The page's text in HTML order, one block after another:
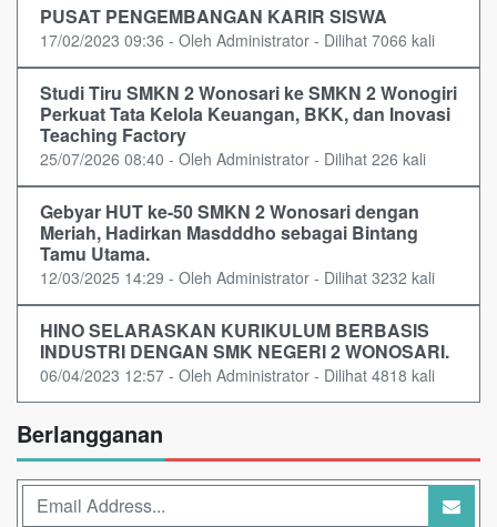
PUSAT PENGEMBANGAN KARIR SISWA
17/02/2023 09:36 - Oleh Administrator - Dilihat 7066 kali
Studi Tiru SMKN 2 Wonosari ke SMKN 2 Wonogiri
Perkuat Tata Kelola Keuangan, BKK, dan Inovasi
Teaching Factory
25/07/2026 08:40 - Oleh Administrator - Dilihat 226 kali
Gebyar HUT ke-50 SMKN 2 Wonosari dengan
Meriah, Hadirkan Masdddho sebagai Bintang
Tamu Utama.
12/03/2025 14:29 - Oleh Administrator - Dilihat 3232 kali
HINO SELARASKAN KURIKULUM BERBASIS
INDUSTRI DENGAN SMK NEGERI 2 WONOSARI.
06/04/2023 12:57 - Oleh Administrator - Dilihat 4818 kali
Berlangganan